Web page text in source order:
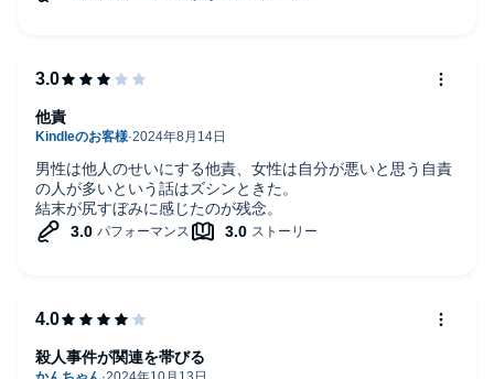
男性は他人のせいにする他責、女性は自分が悪いと思う自責
の人が多いという話はズシンときた。
結末が尻すぼみに感じたのが残念。
他責
殺人事件が関連を帯びる